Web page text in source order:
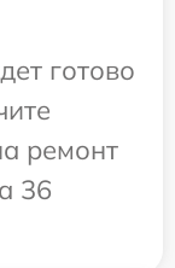
готово
ремонт
36